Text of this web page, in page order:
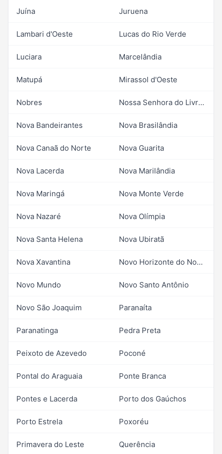
Juína Juruena
Lambari d'Oeste Lucas do Rio Verde
Luciara Marcelândia
Matupá Mirassol d'Oeste
Nobres Nossa Senhora do Livramento
Nova Bandeirantes Nova Brasilândia
Nova Canaã do Norte Nova Guarita
Nova Lacerda Nova Marilândia
Nova Maringá Nova Monte Verde
Nova Nazaré Nova Olímpia
Nova Santa Helena Nova Ubiratã
Nova Xavantina Novo Horizonte do Norte
Novo Mundo Novo Santo Antônio
Novo São Joaquim Paranaíta
Paranatinga Pedra Preta
Peixoto de Azevedo Poconé
Pontal do Araguaia Ponte Branca
Pontes e Lacerda Porto dos Gaúchos
Porto Estrela Poxoréu
Primavera do Leste Querência